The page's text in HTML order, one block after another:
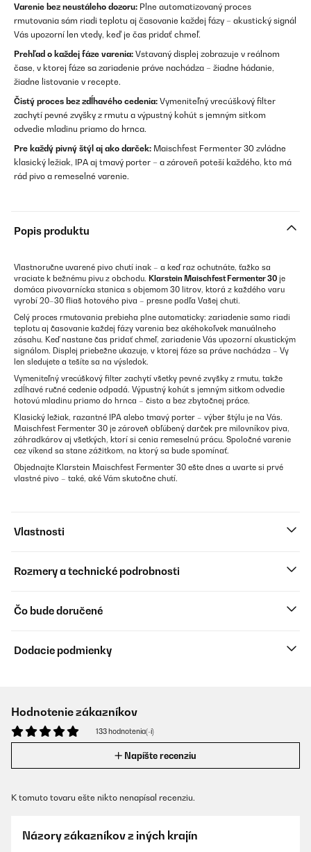
Varenie bez neustáleho dozoru: Plne automatizovaný proces
rmutovania sám riadi teplotu aj časovanie každej fázy – akustický signál
Vás upozorní len vtedy, keď je čas pridať chmeľ.
Prehľad o každej fáze varenia: Vstavaný displej zobrazuje v reálnom
čase, v ktorej fáze sa zariadenie práve nachádza – žiadne hádanie,
žiadne listovanie v recepte.
Čistý proces bez zdĺhavého cedenia: Vymeniteľný vrecúškový filter
zachytí pevné zvyšky z rmutu a výpustný kohút s jemným sitkom
odvedie mladinu priamo do hrnca.
Pre každý pivný štýl aj ako darček: Maischfest Fermenter 30 zvládne
klasický ležiak, IPA aj tmavý porter – a zároveň poteší každého, kto má
rád pivo a remeselné varenie.
Popis produktu
Vlastnoručne uvarené pivo chutí inak – a keď raz ochutnáte, ťažko sa
vraciate k bežnému pivu z obchodu. Klarstein Maischfest Fermenter 30 je
domáca pivovarnícka stanica s objemom 30 litrov, ktorá z každého varu
vyrobí 20–30 fliaš hotového piva – presne podľa Vašej chuti.
Celý proces rmutovania prebieha plne automaticky: zariadenie samo riadi
teplotu aj časovanie každej fázy varenia bez akéhokoľvek manuálneho
zásahu. Keď nastane čas pridať chmeľ, zariadenie Vás upozorní akustickým
signálom. Displej priebežne ukazuje, v ktorej fáze sa práve nachádza – Vy
len sledujete a tešíte sa na výsledok.
Vymeniteľný vrecúškový filter zachytí všetky pevné zvyšky z rmutu, takže
zdĺhavé ručné cedenie odpadá. Výpustný kohút s jemným sitkom odvedie
hotovú mladinu priamo do hrnca – čisto a bez zbytočnej práce.
Klasický ležiak, razantné IPA alebo tmavý porter – výber štýlu je na Vás.
Maischfest Fermenter 30 je zároveň obľúbený darček pre milovníkov piva,
záhradkárov aj všetkých, ktorí si cenia remeselnú prácu. Spoločné varenie
cez víkend sa stane zážitkom, na ktorý sa bude spomínať.
Objednajte Klarstein Maischfest Fermenter 30 ešte dnes a uvarte si prvé
vlastné pivo – také, aké Vám skutočne chutí.
Vlastnosti
Rozmery a technické podrobnosti
Čo bude doručené
Dodacie podmienky
Hodnotenie zákazníkov
133 hodnotenia(-í)
Napíšte recenziu
K tomuto tovaru ešte nikto nenapísal recenziu.
Názory zákazníkov z iných krajín